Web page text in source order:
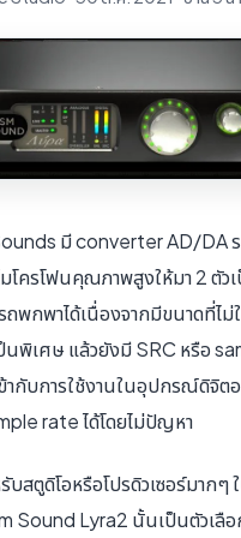
มี converter AD/DA
โครโฟนคุณภาพสูงให้มา 2 ตัว
ถพกพาได้เนื่องจากมีขนาดที่ไ
นพิเศษ แล้วยังมี SRC หรือ
กับการใช้งานในอุปกรณ์ดิจิต
rate ได้โดยไม่ปัญหา
บสตูดิโอหรือโปรดิวเซอร์มากๆ
Sound Lyra2 นั้นเป็นตัวเลื